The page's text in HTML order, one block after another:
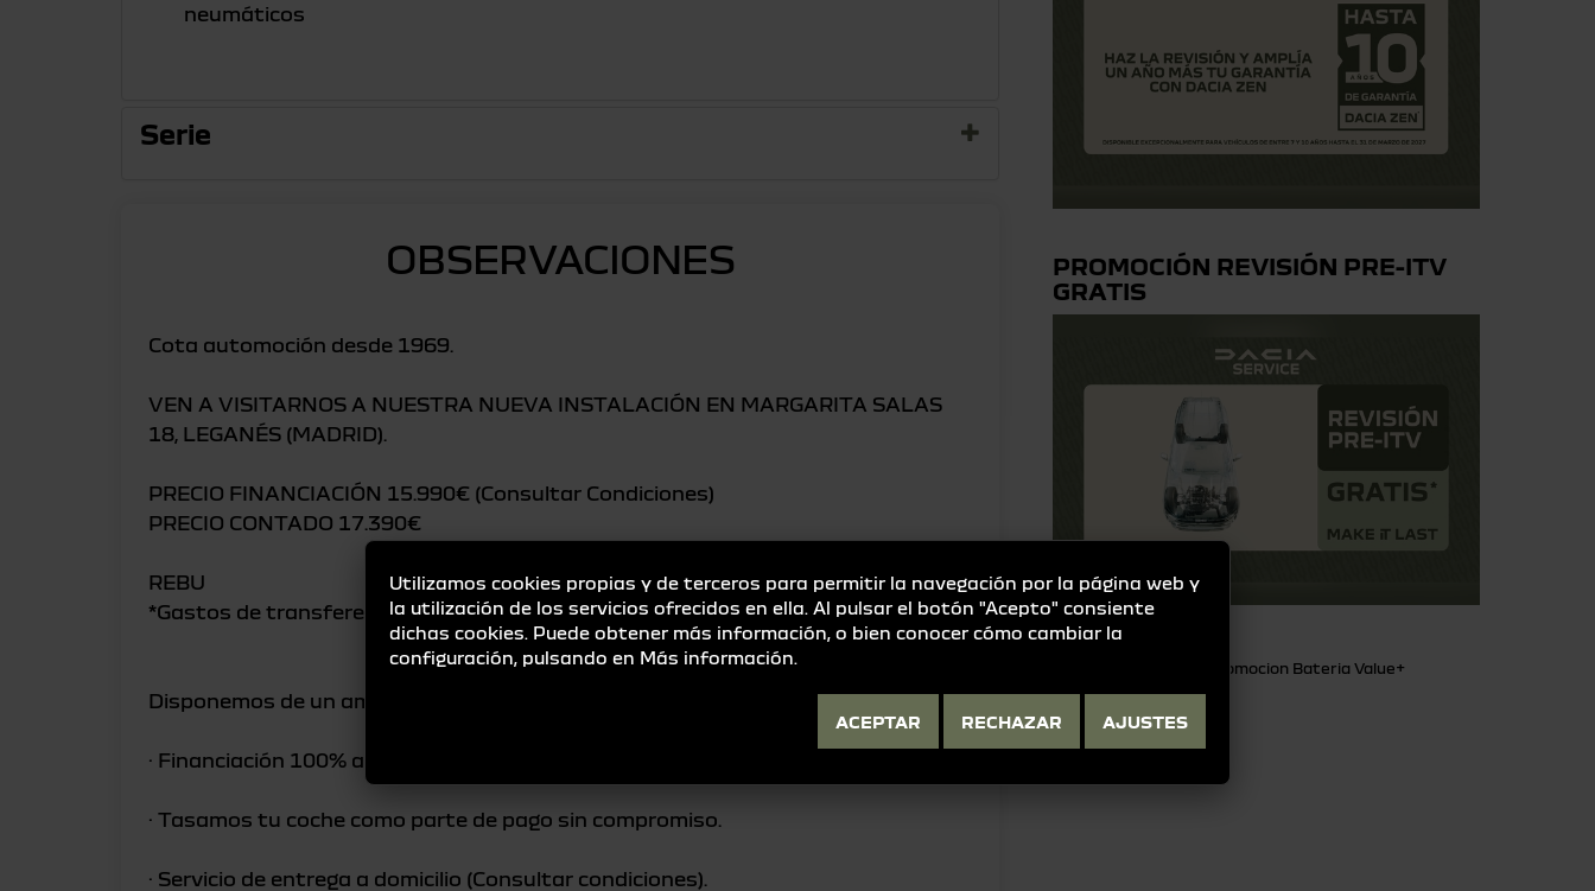
neumáticos
Serie
OBSERVACIONES
Cota automoción desde 1969.
VEN A VISITARNOS A NUESTRA NUEVA INSTALACIÓN EN MARGARITA SALAS
18, LEGANÉS (MADRID).
PRECIO FINANCIACIÓN 15.990€ (Consultar Condiciones)
PRECIO CONTADO 17.390€
REBU
*Gastos de transferencia no incluidos.
Disponemos de un amplio stock de Vehículos de Ocasión,
· Financiación 100% a su medida
· Tasamos tu coche como parte de pago sin compromiso.
· Servicio de entrega a domicilio (Consultar condiciones).
PROMOCIÓN REVISIÓN PRE-ITV
GRATIS
Promocion Bateria Value+
Utilizamos cookies propias y de terceros para permitir la navegación por la página web y
la utilización de los servicios ofrecidos en ella. Al pulsar el botón "Acepto" consiente
dichas cookies. Puede obtener más información, o bien conocer cómo cambiar la
configuración, pulsando en Más información
ACEPTAR RECHAZAR AJUSTES